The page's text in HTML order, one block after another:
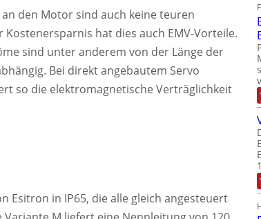
den Motor sind auch keine teuren
hat dies auch EMV-Vorteile.
sind unter anderem von der Länge der
Bei direkt angebautem Servo
so die elektromagnetische Verträglichkeit
Esitron in IP65, die alle gleich angesteuert